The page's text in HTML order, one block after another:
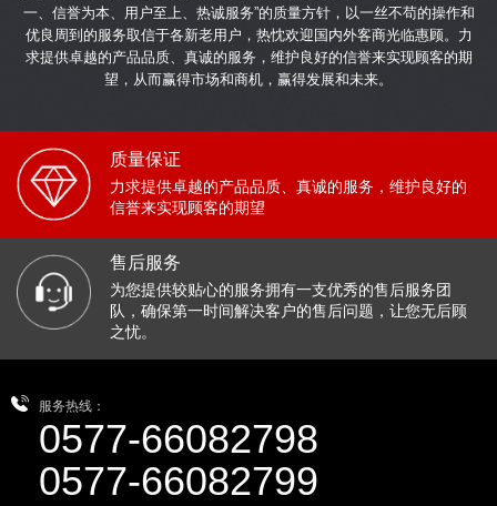
一、信誉为本、用户至上、热诚服务”的质量方针，以一丝不苟的操作和
优良周到的服务取信于各新老用户，热忱欢迎国内外客商光临惠顾。力
求提供卓越的产品品质、真诚的服务，维护良好的信誉来实现顾客的期
望，从而赢得市场和商机，赢得发展和未来。
质量保证
力求提供卓越的产品品质、真诚的服务，维护良好的
信誉来实现顾客的期望
售后服务
为您提供较贴心的服务拥有一支优秀的售后服务团
队，确保第一时间解决客户的售后问题，让您无后顾
之忧。
服务热线：
0577-66082798
0577-66082799